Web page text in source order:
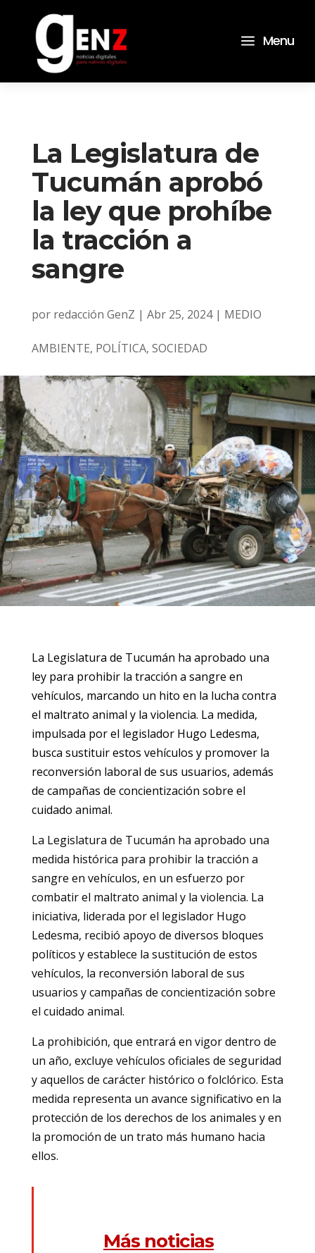
a Menu
La Legislatura de
Tucumán aprobó
la ley que prohíbe
la tracción a
sangre
por redacción GenZ | Abr 25, 2024| MEDIO
AMBIENTE, POLÍTICA, SOCIEDAD
La Legislatura de Tucumán ha aprobado una
ley para prohibir la tracción a sangre en
vehículos, marcando un hito en la lucha contra
el maltrato animal y la violencia. La medida,
impulsada por el legislador Hugo Ledesma,
busca sustituir estos vehículos y promover la
reconversión laboral de sus usuarios, además
de campañas de concientización sobre el
cuidado animal.
La Legislatura de Tucumán ha aprobado una
medida histórica para prohibir la tracción a
sangre en vehículos, en un esfuerzo por
combatir el maltrato animal y la violencia. La
iniciativa, liderada por el legislador Hugo
Ledesma, recibió apoyo de diversos bloques
políticos y establece la sustitución de estos
vehículos, la reconversión laboral de sus
usuarios y campañas de concientización sobre
el cuidado animal.
La prohibición, que entrará en vigor dentro de
un año, excluye vehículos oficiales de seguridad
y aquellos de carácter histórico o folclórico. Esta
medida representa un avance significativo en la
protección de los derechos de los animales y en
la promoción de un trato más humano hacia
ellos.
Más noticias